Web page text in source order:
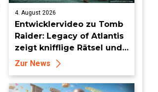
4. August 2026
Entwicklervideo zu Tomb
Raider: Legacy of Atlantis
zeigt knifflige Rätsel und
tückische Fallen
Zur News